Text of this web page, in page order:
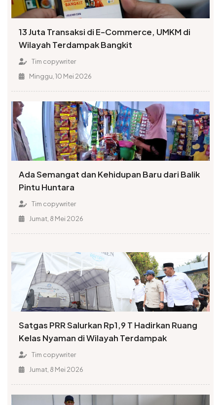
13 Juta Transaksi di E-Commerce, UMKM di
Wilayah Terdampak Bangkit
Tim copywriter
Minggu, 10 Mei 2026
Ada Semangat dan Kehidupan Baru dari Balik
Pintu Huntara
Tim copywriter
Jumat, 8 Mei 2026
Satgas PRR Salurkan Rp1,9 T Hadirkan Ruang
Kelas Nyaman di Wilayah Terdampak
Tim copywriter
Jumat, 8 Mei 2026